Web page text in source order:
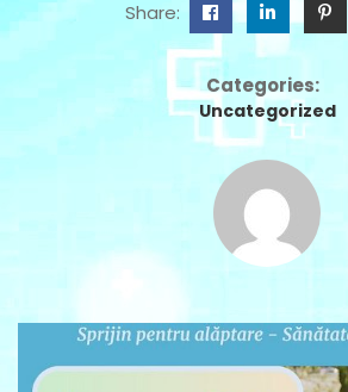
Share:
Categories:
Uncategorized